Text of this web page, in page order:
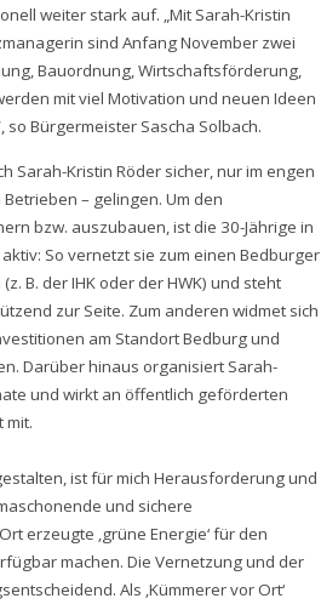
weiter stark auf. „Mit Sarah-Kristin
sind Anfang November zwei
Bauordnung, Wirtschaftsförderung,
mit viel Motivation und neuen Ideen
Bürgermeister Sascha Solbach.
Sarah-Kristin Röder sicher, nur im engen
– gelingen. Um den
bzw. auszubauen, ist die 30-Jährige in
So vernetzt sie zum einen Bedburger
B. der IHK oder der HWK) und steht
zur Seite. Zum anderen widmet sich
am Standort Bedburg und
Darüber hinaus organisiert Sarah-
und wirkt an öffentlich geförderten
mit.
ist für mich Herausforderung und
und sichere
erzeugte ‚grüne Energie‘ für den
machen. Die Vernetzung und der
Als ‚Kümmerer vor Ort‘